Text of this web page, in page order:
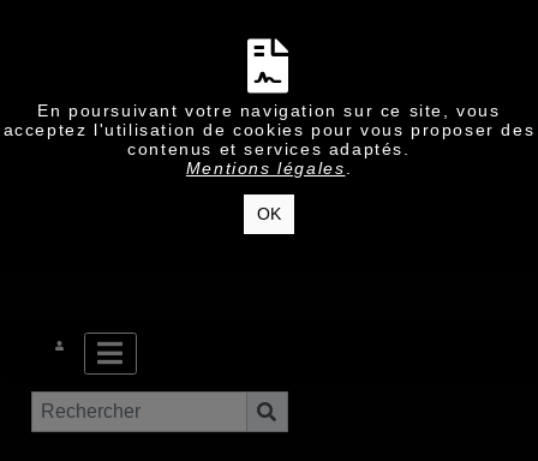
En poursuivant votre navigation sur ce site, vous
acceptez l'utilisation de cookies pour vous proposer des
contenus et services adaptés.
Mentions légales
OK